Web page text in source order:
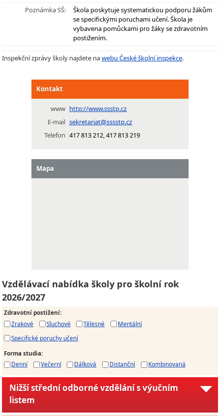
Poznámka SŠ:
Škola poskytuje systematickou podporu žákům
se specifickými poruchami učení. Škola je
vybavena pomůckami pro žáky se zdravotním
postižením.
Inspekční zprávy školy najdete nawebu České školní inspekce.
Kontakt
www http://www.ssstp.cz
E-mail sekretariat@sssstp.cz
Telefon 417 813 212, 417 813 219
Mapa
Vzdělávací nabídka školy pro školní rok
2026/2027
Zdravotní postižení:
Zrakové
Sluchové Tělesné
Mentální
Specifické poruchy učení
Forma studia:
Denní
Večerní Dálková Distanční Kombinovaná
Nižší střední odborné vzdělání s výučním
listem